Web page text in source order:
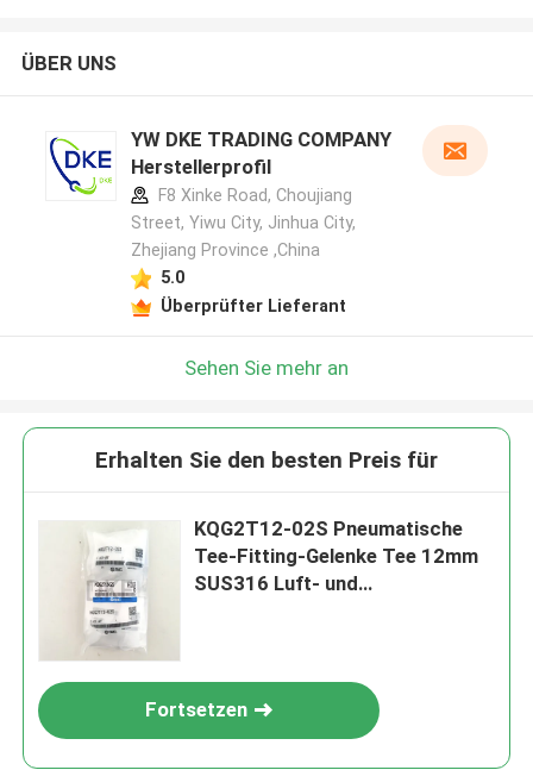
ÜBER UNS
YW DKE TRADING COMPANY
Herstellerprofil
F8 Xinke Road, Choujiang
Street, Yiwu City, Jinhua City,
Zhejiang Province ,China
5.0
Überprüfter Lieferant
Sehen Sie mehr an
Erhalten Sie den besten Preis für
KQG2T12-02S Pneumatische
Tee-Fitting-Gelenke Tee 12mm
SUS316 Luft- und
Fortsetzen